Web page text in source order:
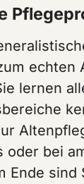
echten
lernen
oder bei
Ende sind